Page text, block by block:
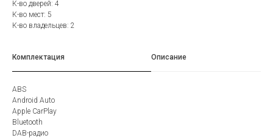
К-во дверей: 4
К-во мест: 5
К-во владельцев: 2
Комплектация Описание
ABS
Android Auto
Apple CarPlay
Bluetooth
DAB-радио